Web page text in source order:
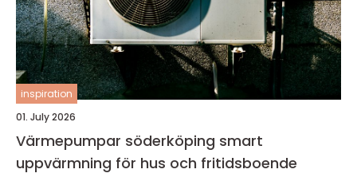
inspiration
01. July 2026
Värmepumpar söderköping smart
uppvärmning för hus och fritidsboende